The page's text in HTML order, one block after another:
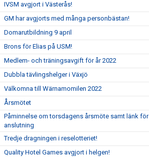
IVSM avgjort i Västerås!
GM har avgjorts med många personbästan!
Domarutbildning 9 april
Brons för Elias på USM!
Medlem- och träningsavgift för år 2022
Dubbla tävlingshelger i Växjö
Välkomna till Wärnamomilen 2022
Årsmötet
Påminnelse om torsdagens årsmöte samt länk för
anslutning
Tredje dragningen i reselotteriet!
Quality Hotel Games avgjort i helgen!